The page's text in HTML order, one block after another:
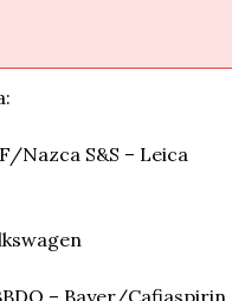
Nazca S&S – Leica